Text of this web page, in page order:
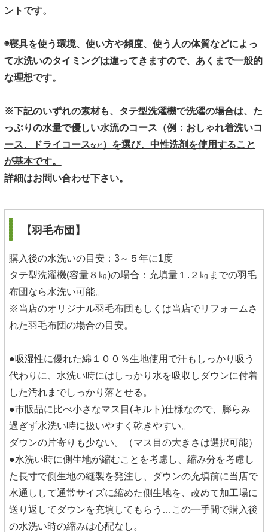
ントです。
◉寝具を使う環境、使い方や頻度、使う人の体質などによっ
て水洗いのタイミングは違ってきますので、あくまで一般的
な理想です。
※下記のいずれの素材も、 タテ型洗濯機で洗濯の場合は、た
っぷりの水量で優しい水流のコース（例：おしゃれ着洗いコ
ース、ドライコースなど）を選び、中性洗剤を使用すること
が基本です。
詳細はお問い合わせ下さい。
【羽毛布団】
購入後の水洗いの目安：3～５年に1度
タテ型洗濯機(容量８㎏)の場合：充填量１.２㎏までの羽毛
布団なら水洗い可能。
※当店のオリジナル羽毛布団もしくは当店でリフォームさ
れた羽毛布団の場合の目安。
●吸湿性に優れた綿１００％生地使用で汗もしっかり吸う
代わりに、水洗い時にはしっかり水を吸収しダウンに付着
した汚れまでしっかり落とせる。
●市販品に比べ小さなマス目(キルト)仕様なので、膨らみ
過ぎず水洗い時に扱いやすく乾きやすい。
ダウンの片寄りも少ない。（マス目の大きさは選択可能）
●水洗い時に側生地が縮むことを考慮し、縮み分を考慮し
た長寸で側生地の縫製を発注し、ダウンの充填前に当店で
水通しして通常サイズに縮めた側生地を、改めて加工場に
送り返してダウンを充填してもらう…この一手間で購入後
の水洗い時の縮みは心配なし。